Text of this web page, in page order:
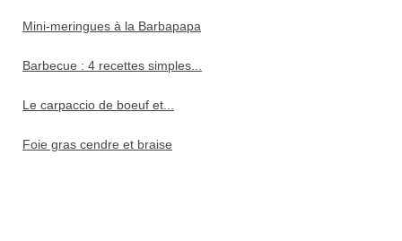
Mini-meringues à la Barbapapa
Barbecue : 4 recettes simples...
Le carpaccio de boeuf et...
Foie gras cendre et braise